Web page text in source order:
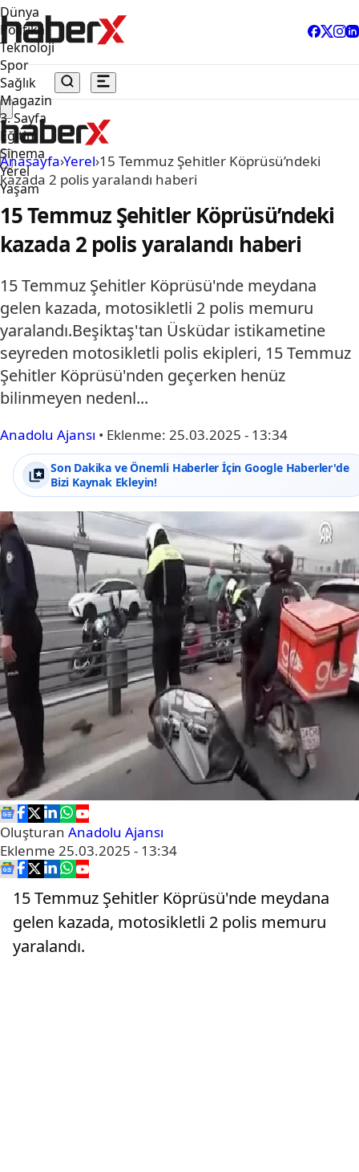
Dünya
Politika
Teknoloji
Spor
Sağlık
Magazin
3. Sayfa
Eğitim
Sinema
Yerel
Yaşam
Anasayfa›Yerel›15 Temmuz Şehitler Köprüsü’ndeki
kazada 2 polis yaralandı haberi
15 Temmuz Şehitler Köprüsü’ndeki
kazada 2 polis yaralandı haberi
15 Temmuz Şehitler Köprüsü'nde meydana
gelen kazada, motosikletli 2 polis memuru
yaralandı.Beşiktaş'tan Üsküdar istikametine
seyreden motosikletli polis ekipleri, 15 Temmuz
Şehitler Köprüsü'nden geçerken henüz
bilinmeyen nedenl...
Anadolu Ajansı • Eklenme: 25.03.2025 - 13:34
Son Dakika ve Önemli Haberler İçin Google Haberler'de
Bizi Kaynak Ekleyin!
Oluşturan Anadolu Ajansı
Eklenme 25.03.2025 - 13:34
15 Temmuz Şehitler Köprüsü'nde meydana
gelen kazada, motosikletli 2 polis memuru
yaralandı.